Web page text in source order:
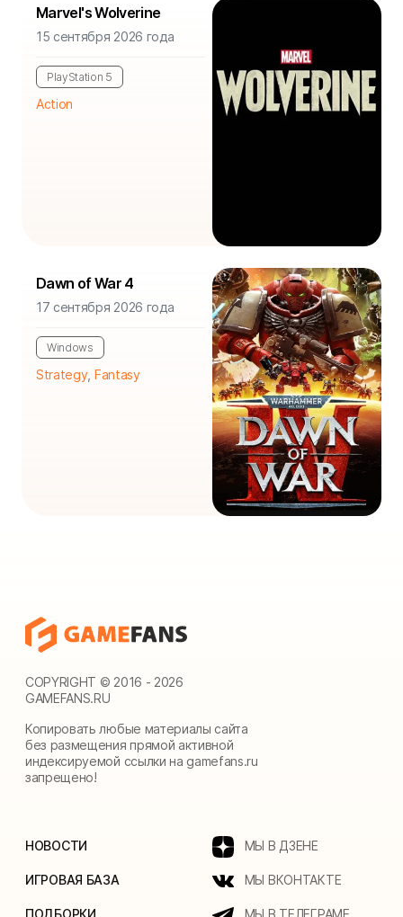
Marvel's Wolverine
15 сентября 2026 года
PlayStation 5
Action
Dawn of War 4
17 сентября 2026 года
Windows
Strategy, Fantasy
COPYRIGHT © 2016 - 2026
GAMEFANS.RU
Копировать любые материалы сайта
без размещения прямой активной
индексируемой ссылки на gamefans.ru
запрещено!
НОВОСТИ
ИГРОВАЯ БАЗА
ПОДБОРКИ
МЫ В ДЗЕНЕ
МЫ ВКОНТАКТЕ
МЫ В ТЕЛЕГРАМЕ